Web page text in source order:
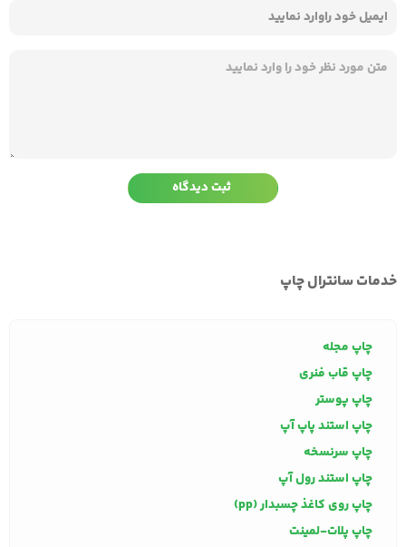
خدمات سانترال چاپ
چاپ مجله
چاپ قاب فنری
چاپ پوستر
چاپ استند پاپ آپ
چاپ سرنسخه
چاپ استند رول آپ
چاپ روی کاغذ چسبدار (pp)
چاپ پلات-لمینت